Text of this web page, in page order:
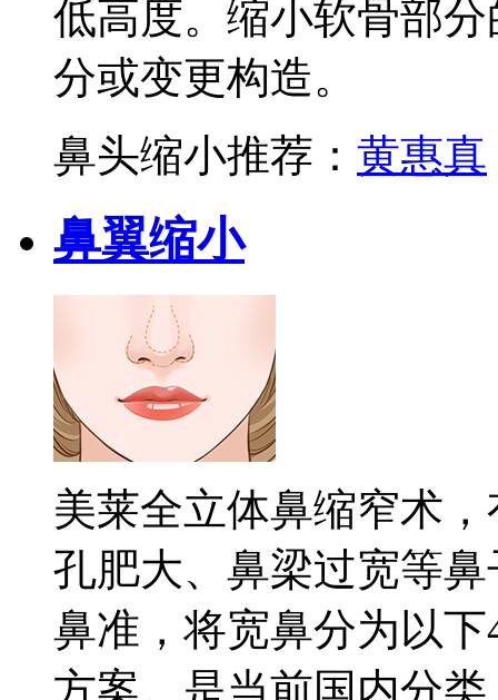
低高度。缩小软骨部
分或变更构造。
鼻头缩小推荐： 黄惠真
鼻翼缩小
美莱全立体鼻缩窄术
孔肥大、鼻梁过宽等
鼻准，将宽鼻分为以
方案。是当前国内分